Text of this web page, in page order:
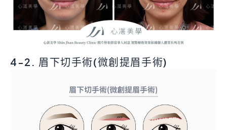
4-2. 眉下切手術(微創提眉手術)